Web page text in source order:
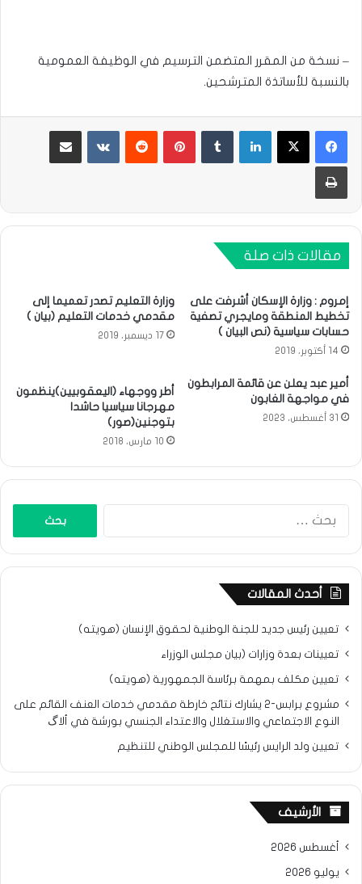
– نسخة من المقرر المتضمن الترسيم في الوظيفة العمومية
بالنسبة للأساتذة المترشحين.
لينكدإن بينتيريست مشاركة عبر البريد
طباعة
مقالات ذات صلة
إمروم : وزارة الإسكان أشرفت على
تخطيط المنطقة ومايجري تصفية
حسابات سياسية (نص البيان )
14 أكتوبر، 2019
وزارة التعليم تصدر تعميما إلى
مقدمي خدمات التعليم (بيان )
17 ديسمبر، 2019
أمير عبد يعلن عن قائمة المرابطون
في مواجهة الغابون
31 أغسطس، 2023
أطر ووجهاء (اليعقوبيين)ينظمون
مهرجانا سياسيا حاشدا
بتوجنين(صور)
10 مارس، 2018
أحدث المقالات
تعيين رئيس جديد للجنة الوطنية لحقوق الإنسان (هويته)
تعيينات بعدة وزارات (بيان مجلس الوزراء
تعيين مكلف بمهمة برئاسة الجمهورية (هويته)
مشروع برابس-2 يشارك نتائح خارطة مقدمي خدمات العنف القائم على
النوع الاجتماعي والاستغلال والاعتداء الجنسي بورشة في ألاگ
تعيين ولد الرايس رئيسًا للمجلس الوطني للتنظيم
الأرشيف
أغسطس 2026
يوليو 2026